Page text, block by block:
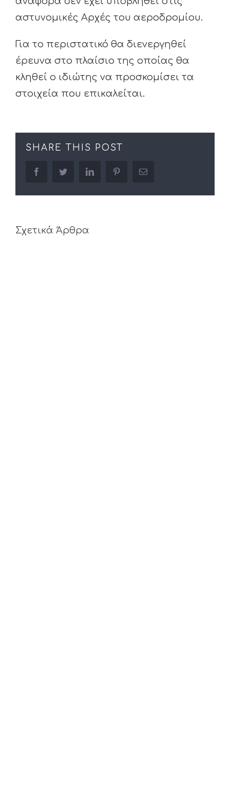
αστυνομικές Αρχές του αεροδρομίου.
Για το περιστατικό θα διενεργηθεί
έρευνα στο πλαίσιο της οποίας θα
κληθεί ο ιδιώτης να προσκομίσει τα
στοιχεία που επικαλείται.
SHARE THIS POST
facebooktwitter linkedin pinterestEmail
Σχετικά Άρθρα